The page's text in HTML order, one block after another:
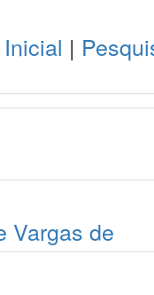
|
Vargas de